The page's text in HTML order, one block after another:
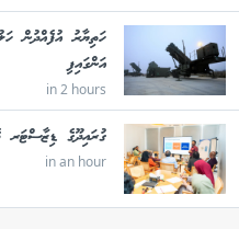
ހަތިޔާރު އުފެއްދުން
އަންގައިފި
in 2 hours
ގުރައިދޫގެ ޑިޒާސްޓަރ
in an hour